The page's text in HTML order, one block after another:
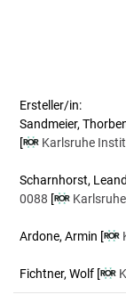
Ersteller/in:
Sandmeier,
[
Karlsruhe
Scharnhorst,
0088 [
Ardone, Armin [
Fichtner, Wolf [